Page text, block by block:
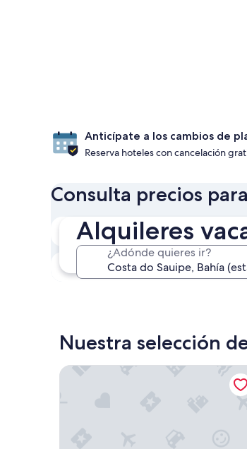
Alquileres
¿Adónde quieres ir?
Anticípate a los cambios de
Reserva hoteles con cancelación
Consulta precios
En dos semanas
21 ago. - 23 ago.
En tres meses
30 oct. - 1 nov.
Nuestra selección
Estrela Antônia - Praia de Santo